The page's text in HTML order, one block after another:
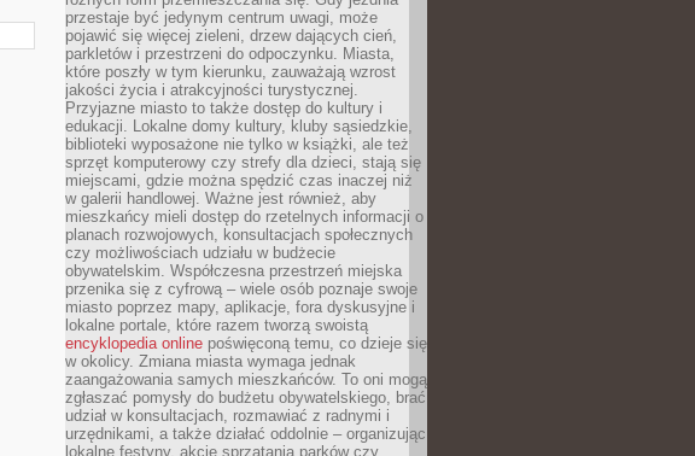
przestaje być jedynym centrum uwagi, może
pojawić się więcej zieleni, drzew dających cień,
parkletów i przestrzeni do odpoczynku. Miasta,
które poszły w tym kierunku, zauważają wzrost
jakości życia i atrakcyjności turystycznej.
Przyjazne miasto to także dostęp do kultury i
edukacji. Lokalne domy kultury, kluby sąsiedzkie,
biblioteki wyposażone nie tylko w książki, ale też
sprzęt komputerowy czy strefy dla dzieci, stają się
miejscami, gdzie można spędzić czas inaczej niż
w galerii handlowej. Ważne jest również, aby
mieszkańcy mieli dostęp do rzetelnych informacji o
planach rozwojowych, konsultacjach społecznych
czy możliwościach udziału w budżecie
obywatelskim. Współczesna przestrzeń miejska
przenika się z cyfrową – wiele osób poznaje swoje
miasto poprzez mapy, aplikacje, fora dyskusyjne i
lokalne portale, które razem tworzą swoistą
encyklopedia online poświęconą temu, co dzieje się
w okolicy. Zmiana miasta wymaga jednak
zaangażowania samych mieszkańców. To oni mogą
zgłaszać pomysły do budżetu obywatelskiego, brać
udział w konsultacjach, rozmawiać z radnymi i
urzędnikami, a także działać oddolnie – organizując
lokalne festyny, akcje sprzątania parków czy